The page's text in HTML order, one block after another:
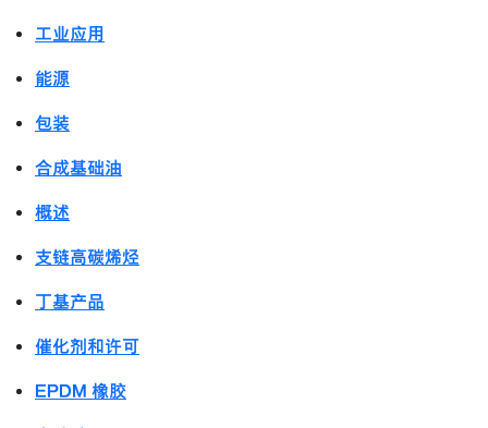
工业应用
能源
包装
合成基础油
概述
支链高碳烯烃
丁基产品
催化剂和许可
EPDM 橡胶